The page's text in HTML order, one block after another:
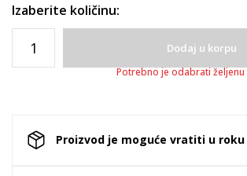
Izaberite količinu:
Dodaj u korpu
Potrebno je odabrati željenu
Proizvod je moguće vratiti u roku